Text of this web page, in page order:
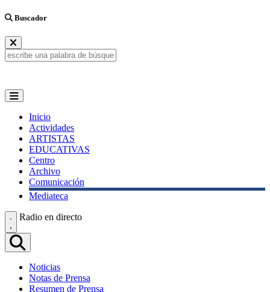
Buscador
Inicio
Actividades
ARTISTAS
EDUCATIVAS
Centro
Archivo
Comunicación
Mediateca
Radio en directo
Noticias
Notas de Prensa
Resumen de Prensa